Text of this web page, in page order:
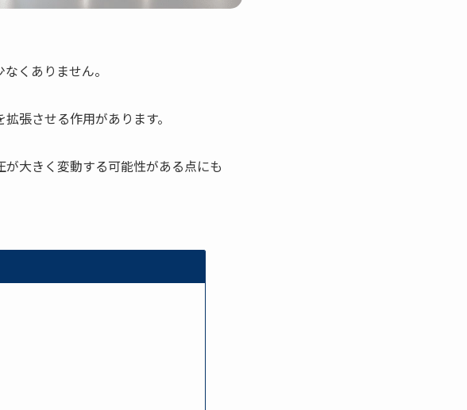
くありません。
張させる作用があります。
大きく変動する可能性がある点にも